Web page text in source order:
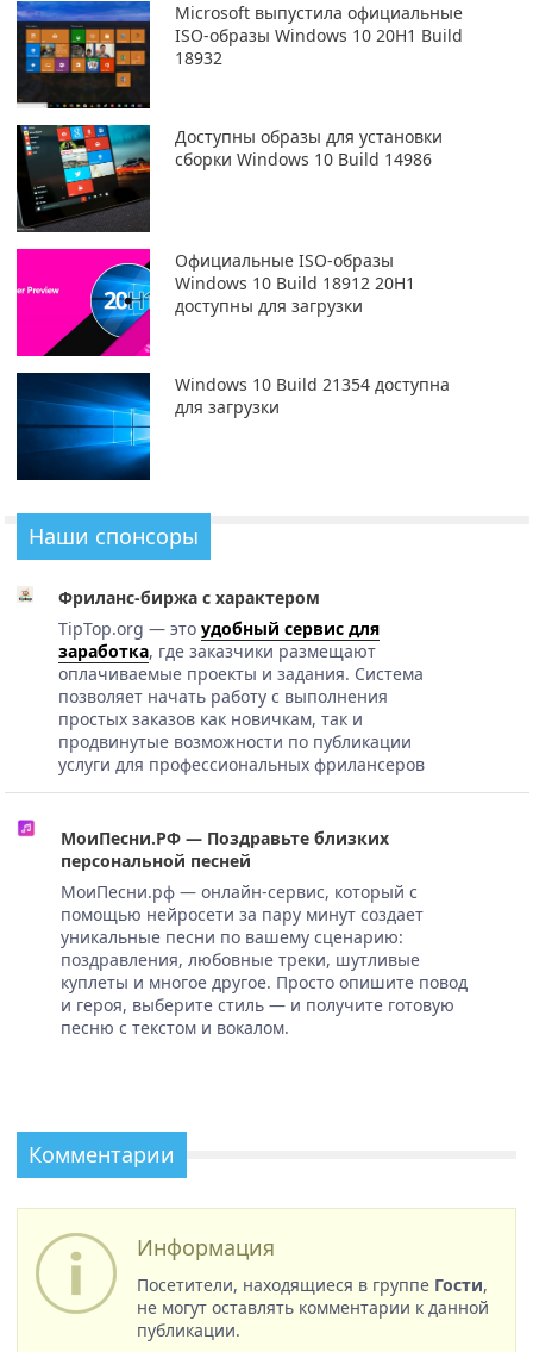
Microsoft выпустила официальные
ISO-образы Windows 10 20H1 Build
18932
Доступны образы для установки
сборки Windows 10 Build 14986
Официальные ISO-образы
Windows 10 Build 18912 20H1
доступны для загрузки
Windows 10 Build 21354 доступна
для загрузки
Наши спонсоры
Фриланс-биржа с характером
TipTop.org — это удобный сервис для
заработка, где заказчики размещают
оплачиваемые проекты и задания. Система
позволяет начать работу с выполнения
простых заказов как новичкам, так и
продвинутые возможности по публикации
услуги для профессиональных фрилансеров
МоиПесни.РФ — Поздравьте близких
персональной песней
МоиПесни.рф — онлайн-сервис, который с
помощью нейросети за пару минут создает
уникальные песни по вашему сценарию:
поздравления, любовные треки, шутливые
куплеты и многое другое. Просто опишите повод
и героя, выберите стиль — и получите готовую
песню с текстом и вокалом.
Комментарии
Информация
Посетители, находящиеся в группе Гости,
не могут оставлять комментарии к данной
публикации.